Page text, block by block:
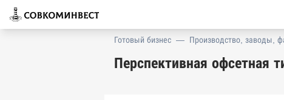
Готовый бизнес — Производство, заводы,
Перспективная офсетная